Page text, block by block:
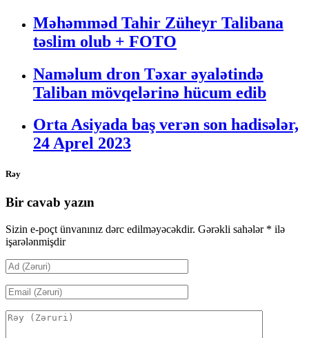
Məhəmməd Tahir Züheyr Talibana
təslim olub + FOTO
Naməlum dron Təxar əyalətində
Taliban mövqelərinə hücum edib
Orta Asiyada baş verən son hadisələr,
24 Aprel 2023
Rəy
Bir cavab yazın
Sizin e-poçt ünvanınız dərc edilməyəcəkdir. Gərəkli sahələr * ilə
işarələnmişdir